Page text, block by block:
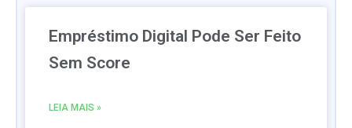
Empréstimo Digital Pode Ser Feito
Sem Score
LEIA MAIS »